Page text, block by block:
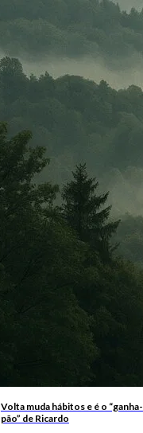
Volta muda hábitos e é o “ganha-
pão” de Ricardo